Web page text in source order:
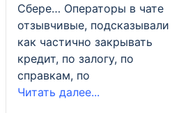
Сбере… Операторы в чате
отзывчивые, подсказывали
как частично закрывать
кредит, по залогу, по
справкам, по
Читать далее...